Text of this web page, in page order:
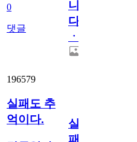
0
댓글
니
다
ㆍ
196579
실패도 추
억이다.
실